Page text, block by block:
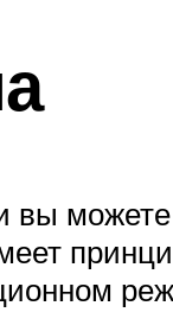
вы